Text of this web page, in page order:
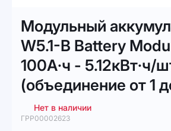
к
галереям
изображений
началу
галереи
изображений
Модульный
W5.1-B Battery
100А·ч - 5.12кВт·ч/
(объединение от 1
Нет в наличии
ГРР00002623